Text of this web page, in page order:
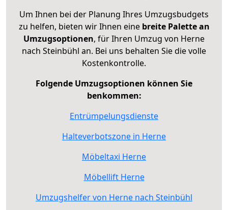
Um Ihnen bei der Planung Ihres Umzugsbudgets
zu helfen, bieten wir Ihnen eine breite Palette an
Umzugsoptionen, für Ihren Umzug von Herne
nach Steinbühl an. Bei uns behalten Sie die volle
Kostenkontrolle.
Folgende Umzugsoptionen können Sie
benkommen:
Entrümpelungsdienste
Halteverbotszone in Herne
Möbeltaxi Herne
Möbellift Herne
Umzugshelfer von Herne nach Steinbühl